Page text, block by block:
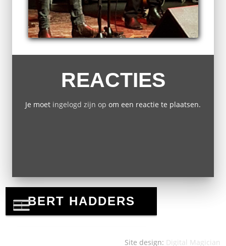
REACTIES
Je moet ingelogd zijn op om een reactie te plaatsen.
Site design: Digital Magician